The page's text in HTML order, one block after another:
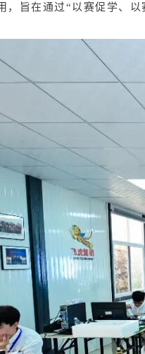
，旨在通过“以赛促学、